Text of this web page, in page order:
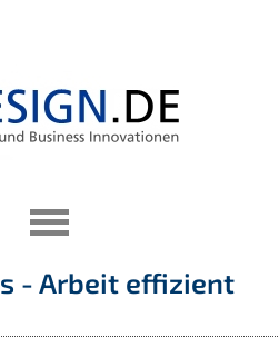
- Arbeit effizient